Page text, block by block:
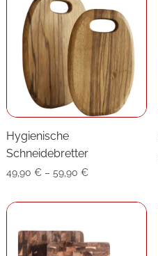
Hygienische
Schneidebretter
49,90 € – 59,90 €Preisspanne:
bis